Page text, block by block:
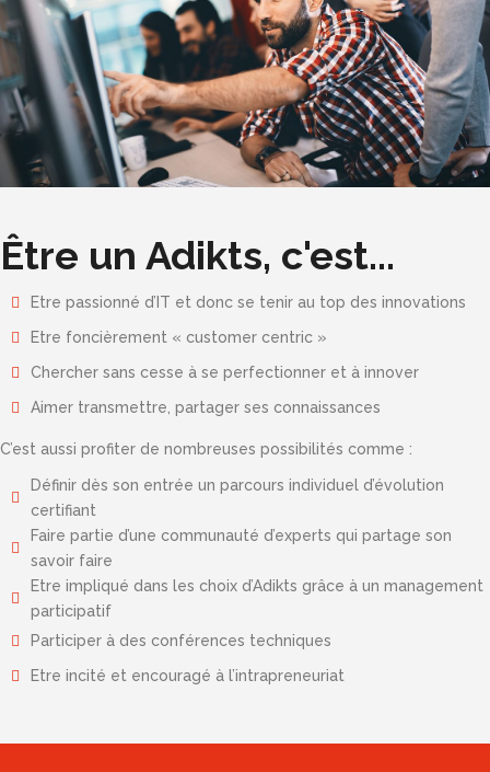
Être un Adikts, c'est...
Etre passionné d’IT et donc se tenir au top des innovations
Etre foncièrement « customer centric »
Chercher sans cesse à se perfectionner et à innover
Aimer transmettre, partager ses connaissances
C’est aussi profiter de nombreuses possibilités comme :
Définir dès son entrée un parcours individuel d’évolution
certifiant
Faire partie d’une communauté d’experts qui partage son
savoir faire
Etre impliqué dans les choix d’Adikts grâce à un management
participatif
Participer à des conférences techniques
Etre incité et encouragé à l’intrapreneuriat